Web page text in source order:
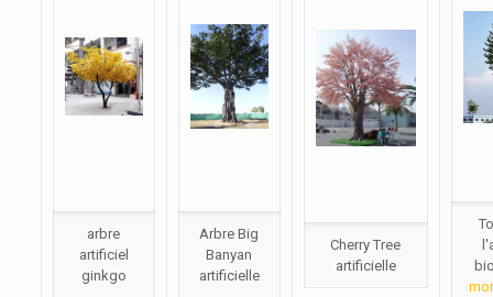
arbre
artificiel
ginkgo
Arbre Big
Banyan
artificielle
Cherry Tree
artificielle